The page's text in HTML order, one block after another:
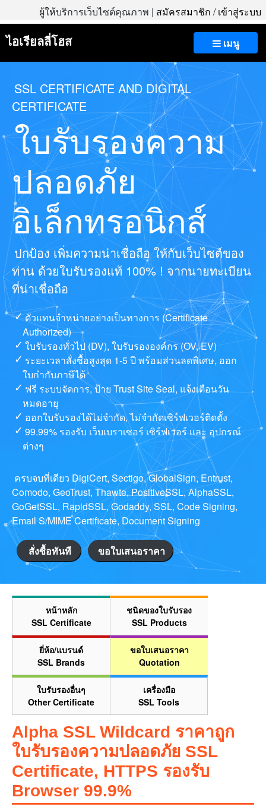
ผู้ให้บริการเว็บไซต์คุณภาพ | สมัครสมาชิก /เข้าสู่ระบบ
เมนู
ไอเรียลลี่โฮส
SSL CERTIFICATE AND DIGITAL
CERTIFICATE
ใบรับรองความ
ปลอดภัย
อิเล็กทรอนิกส์
ปกป้อง เพิ่มความน่าเชื่อถือ ให้กับเว็บไซต์ของ
ท่าน ด้วยใบรับรองแท้ 100% ! จากนายทะเบียน
ที่น่าเชื่อถือ
ตัวแทนจำหน่ายอย่างเป็นทางการ (Certificate
Authorized)
ใบรับรองทั่วไป (DV), ใบรับรององค์กร (OV, EV)
ระยะเวลาสั่งซื้อสูงสุด 1-5 ปี พร้อมส่วนลดพิเศษ, ออก
ใบกำกับภาษีได้
ฟรี ระบบจัดการ, ป้าย Trust Site Seal, แจ้งเตือนวัน
หมดอายุ
ออกใบรับรองได้ไม่จำกัด, ไม่จำกัดเซิร์ฟเวอร์ติดตั้ง
99.99% รองรับ เว็บเบราเซอร์ เซิร์ฟเวอร์ และ อุปกรณ์
ต่างๆ
ครบจบที่เดียว DigiCert, Sectigo, GlobalSign, Entrust,
Comodo, GeoTrust, Thawte, PositiveSSL, AlphaSSL,
GoGetSSL, RapidSSL, Godaddy, SSL, Code Signing,
Email S/MIME Certificate, Document Signing
สั่งซื้อทันที ขอใบเสนอราคา
หน้าหลัก
SSL Certificate
ชนิดของใบรับรอง
SSL Products
ยี่ห้อ/แบรนด์
SSL Brands
ขอใบเสนอราคา
Quotation
ใบรับรองอื่นๆ
Other Certificate
เครื่องมือ
SSL Tools
Alpha SSL Wildcard ราคาถูก
ใบรับรองความปลอดภัย SSL
Certificate, HTTPS รองรับ
Browser 99.9%